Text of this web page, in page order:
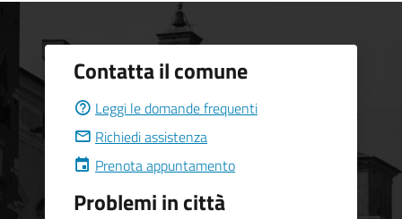
Contatta il comune
Leggi le domande frequenti
Richiedi assistenza
Prenota appuntamento
Problemi in città